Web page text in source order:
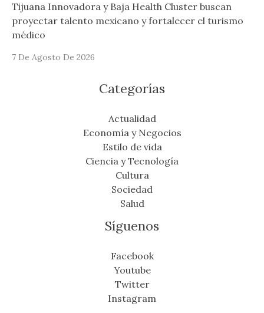
Tijuana Innovadora y Baja Health Cluster buscan
proyectar talento mexicano y fortalecer el turismo
médico
7 De Agosto De 2026
Categorías
Actualidad
Economía y Negocios
Estilo de vida
Ciencia y Tecnología
Cultura
Sociedad
Salud
Síguenos
Facebook
Youtube
Twitter
Instagram